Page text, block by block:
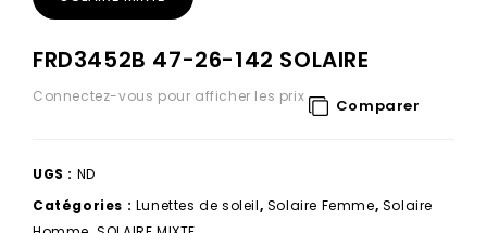
FRD3452B 47-26-142 SOLAIRE
Connectez-vous pour afficher les prix Comparer
UGS : ND
Catégories : Lunettes de soleil, Solaire Femme, Solaire